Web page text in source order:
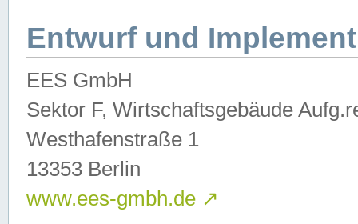
Entwurf und
EES GmbH
Sektor F, Wirtschaftsgebäude
Westhafenstraße 1
13353 Berlin
www.ees-gmbh.de ↗